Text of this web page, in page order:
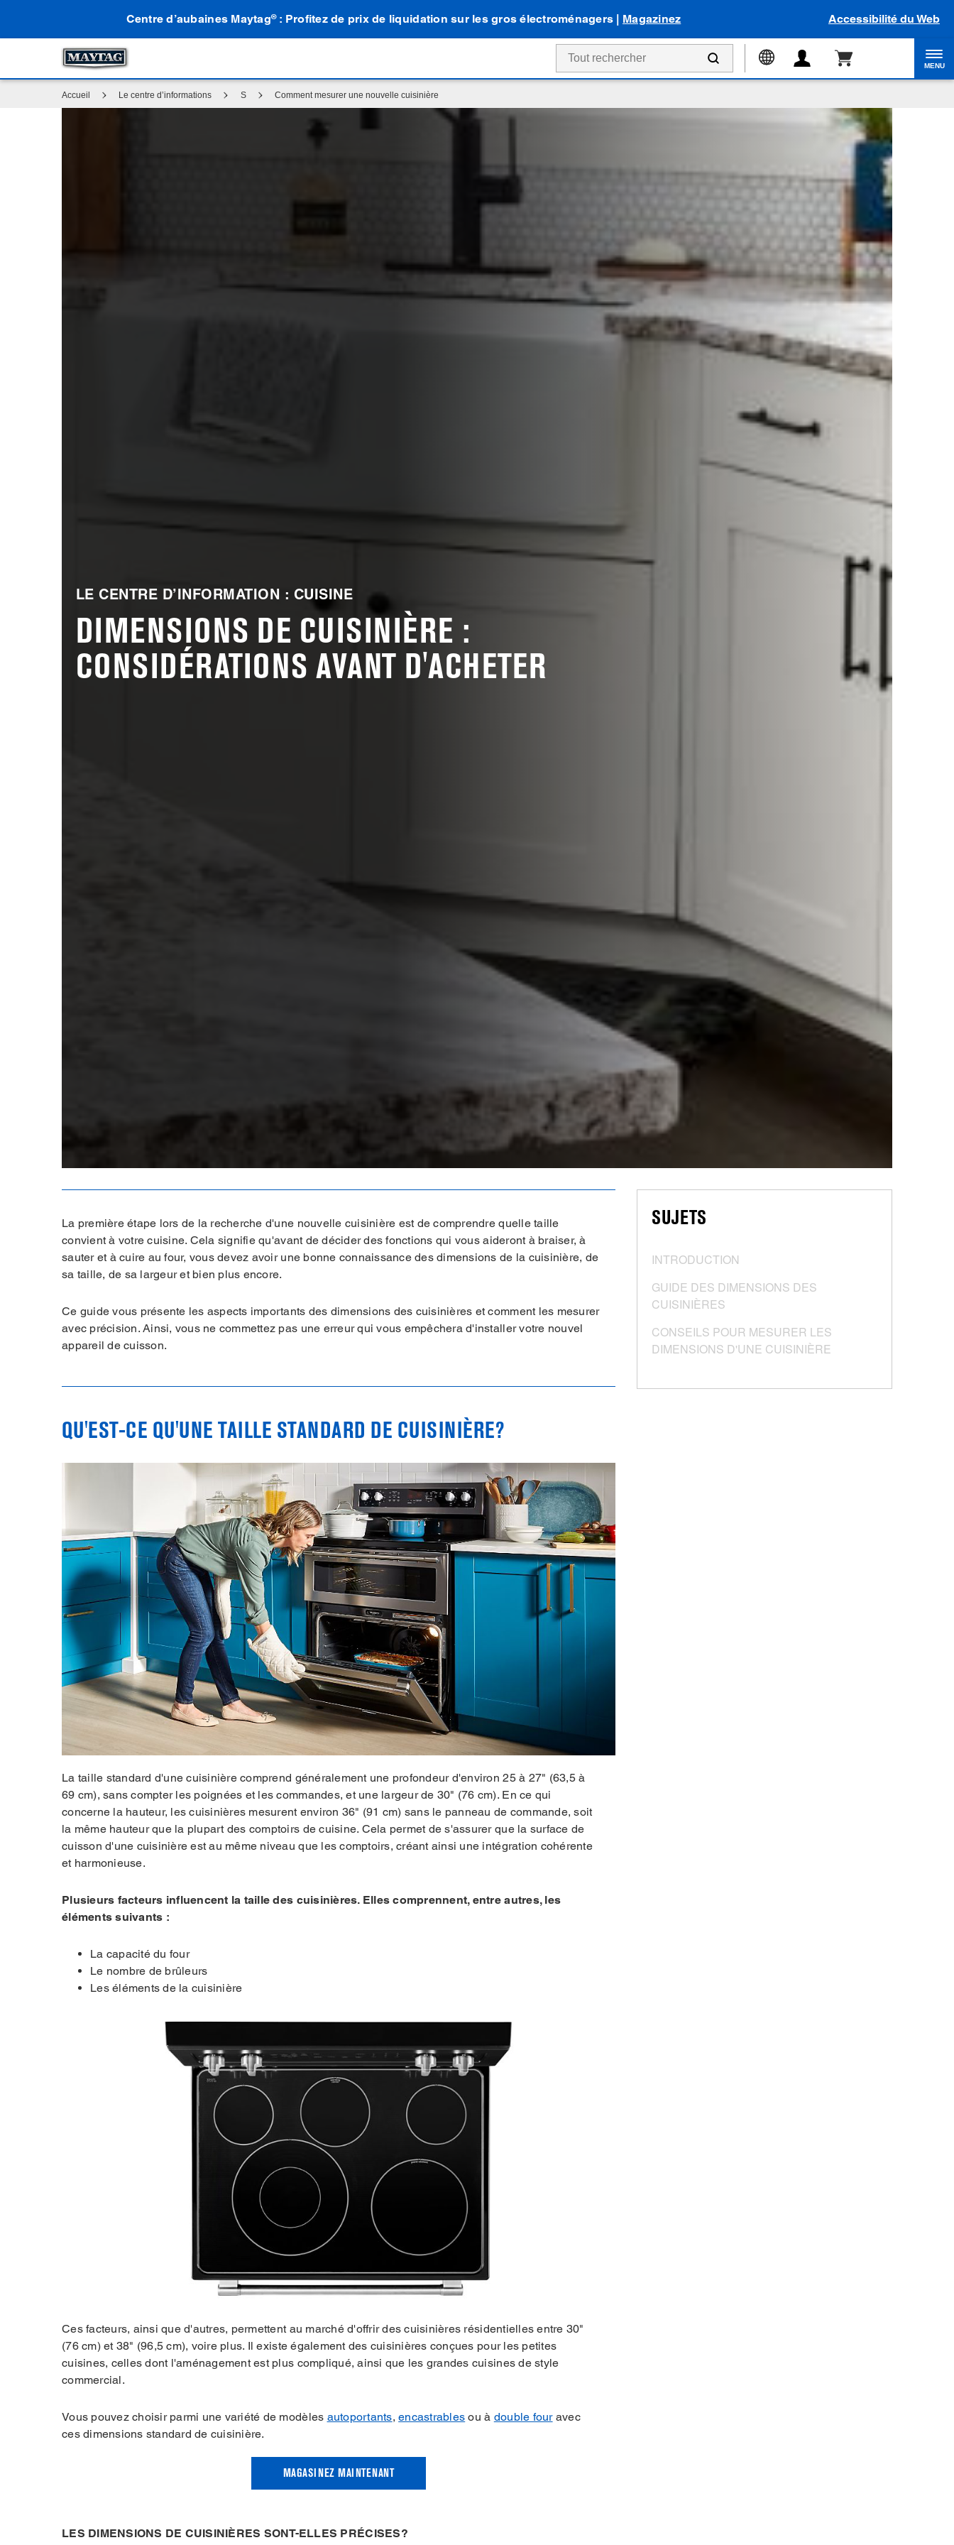
Centre d’aubaines Maytag®: Profitez de prix de liquidation sur les gros électroménagers | Magazinez Accessibilité du Web
MENU
Accueil Le centre d’informations S Comment mesurer une nouvelle cuisinière
LE CENTRE D’INFORMATION : CUISINE
DIMENSIONS DE CUISINIÈRE :
CONSIDÉRATIONS AVANT D'ACHETER
La première étape lors de la recherche d'une nouvelle cuisinière est de comprendre quelle taille
convient à votre cuisine. Cela signifie qu'avant de décider des fonctions qui vous aideront à braiser, à
sauter et à cuire au four, vous devez avoir une bonne connaissance des dimensions de la cuisinière, de
sa taille, de sa largeur et bien plus encore.
Ce guide vous présente les aspects importants des dimensions des cuisinières et comment les mesurer
avec précision. Ainsi, vous ne commettez pas une erreur qui vous empêchera d'installer votre nouvel
appareil de cuisson.
QU'EST-CE QU'UNE TAILLE STANDARD DE CUISINIÈRE?
La taille standard d'une cuisinière comprend généralement une profondeur d'environ 25 à 27" (63,5 à
69 cm), sans compter les poignées et les commandes, et une largeur de 30" (76 cm). En ce qui
concerne la hauteur, les cuisinières mesurent environ 36" (91 cm) sans le panneau de commande, soit
la même hauteur que la plupart des comptoirs de cuisine. Cela permet de s'assurer que la surface de
cuisson d'une cuisinière est au même niveau que les comptoirs, créant ainsi une intégration cohérente
et harmonieuse.
Plusieurs facteurs influencent la taille des cuisinières. Elles comprennent, entre autres, les
éléments suivants :
La capacité du four
Le nombre de brûleurs
Les éléments de la cuisinière
Ces facteurs, ainsi que d'autres, permettent au marché d'offrir des cuisinières résidentielles entre 30"
(76 cm) et 38" (96,5 cm), voire plus. Il existe également des cuisinières conçues pour les petites
cuisines, celles dont l'aménagement est plus compliqué, ainsi que les grandes cuisines de style
commercial.
Vous pouvez choisir parmi une variété de modèles autoportants,encastrables ou à double fouravec
ces dimensions standard de cuisinière.
MAGASINEZ MAINTENANT
LES DIMENSIONS DE CUISINIÈRES SONT-ELLES PRÉCISES?
SUJETS
INTRODUCTION
GUIDE DES DIMENSIONS DES
CUISINIÈRES
CONSEILS POUR MESURER LES
DIMENSIONS D'UNE CUISINIÈRE